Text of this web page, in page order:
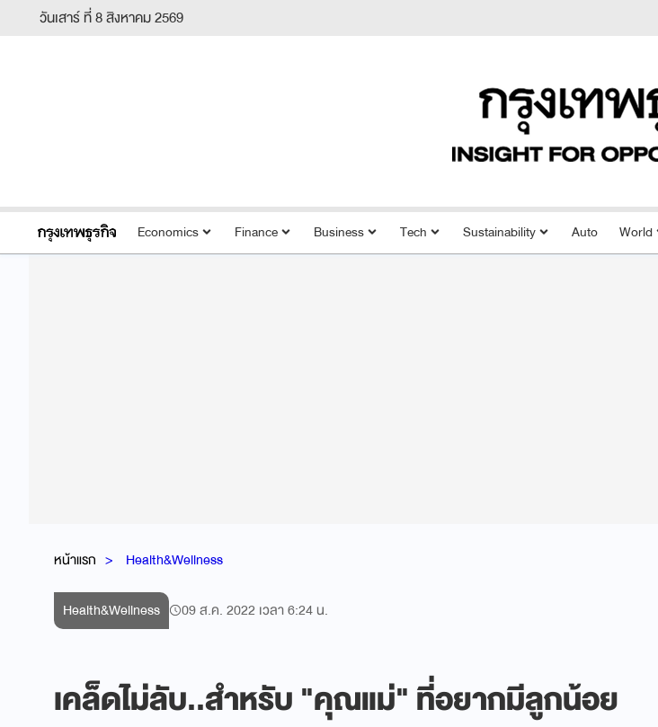
วันเสาร์ ที่ 8 สิงหาคม 2569
Economics Finance Business Tech Sustainability Auto World
หน้าแรก Health&Wellness
Health&Wellness 09 ส.ค. 2022 เวลา 6:24 น.
เคล็ดไม่ลับ..สำหรับ "คุณแม่" ที่อยากมีลูกน้อย